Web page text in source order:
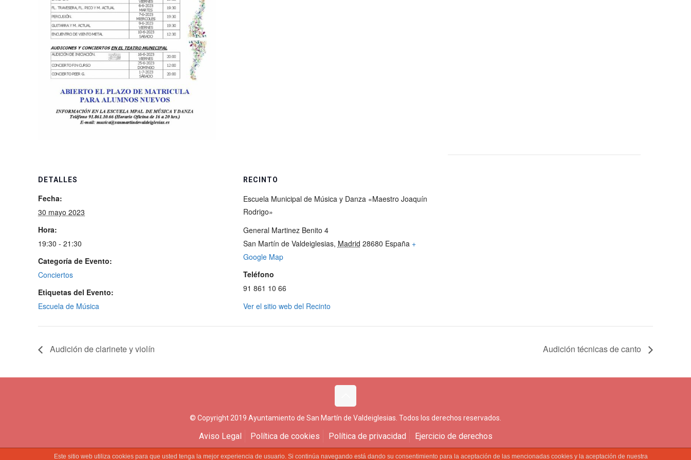
DETALLES
Fecha:
30 mayo 2023
Hora:
19:30 - 21:30
Categoría de Evento:
Conciertos
Etiquetas del Evento:
Escuela de Música
RECINTO
Escuela Municipal de Música y Danza «Maestro Joaquín
Rodrigo»
General Martinez Benito 4
San Martín de Valdeiglesias, Madrid 28680 España +
Google Map
Teléfono
91 861 10 66
Ver el sitio web del Recinto
Audición de clarinete y violín Audición técnicas de canto
© Copyright 2019 Ayuntamiento de San Martín de Valdeiglesias. Todos los derechos reservados.
Aviso Legal Política de cookies Política de privacidad Ejercicio de derechos
Este sitio web utiliza cookies para que usted tenga la mejor experiencia de usuario. Si continúa navegando está dando su consentimiento para la aceptación de las mencionadas cookies y la aceptación de nuestra